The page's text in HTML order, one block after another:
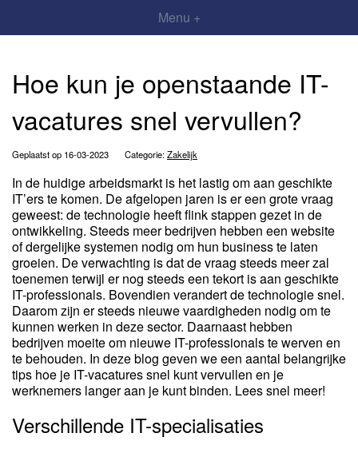
Menu +
Hoe kun je openstaande IT-
vacatures snel vervullen?
Geplaatst op 16-03-2023 Categorie:Zakelijk
In de huidige arbeidsmarkt is het lastig om aan geschikte
IT’ers te komen. De afgelopen jaren is er een grote vraag
geweest: de technologie heeft flink stappen gezet in de
ontwikkeling. Steeds meer bedrijven hebben een website
of dergelijke systemen nodig om hun business te laten
groeien. De verwachting is dat de vraag steeds meer zal
toenemen terwijl er nog steeds een tekort is aan geschikte
IT-professionals. Bovendien verandert de technologie snel.
Daarom zijn er steeds nieuwe vaardigheden nodig om te
kunnen werken in deze sector. Daarnaast hebben
bedrijven moeite om nieuwe IT-professionals te werven en
te behouden. In deze blog geven we een aantal belangrijke
tips hoe je IT-vacatures snel kunt vervullen en je
werknemers langer aan je kunt binden. Lees snel meer!
Verschillende IT-specialisaties